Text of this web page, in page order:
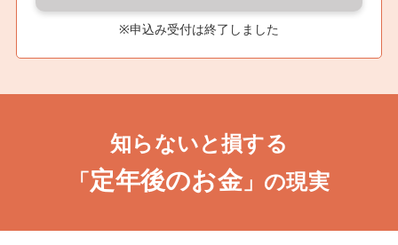
※申込み受付は終了しました
知らないと損する
「定年後のお金」の現実